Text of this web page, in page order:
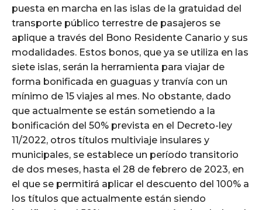
puesta en marcha en las islas de la gratuidad del
transporte público terrestre de pasajeros se
aplique a través del Bono Residente Canario y sus
modalidades. Estos bonos, que ya se utiliza en las
siete islas, serán la herramienta para viajar de
forma bonificada en guaguas y tranvía con un
mínimo de 15 viajes al mes. No obstante, dado
que actualmente se están sometiendo a la
bonificación del 50% prevista en el Decreto-ley
11/2022, otros títulos multiviaje insulares y
municipales, se establece un período transitorio
de dos meses, hasta el 28 de febrero de 2023, en
el que se permitirá aplicar el descuento del 100% a
los títulos que actualmente están siendo